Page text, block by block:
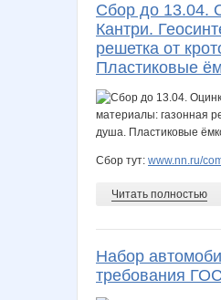
Сбор до 13.04.
Кантри.
решетка от
Пластиковые
Сбор тут: www.nn.ru/
Читать полностью
Набор
требования